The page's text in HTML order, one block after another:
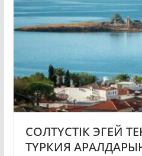
СОЛТҮСТІК ЭГЕЙ
ТҮРКИЯ